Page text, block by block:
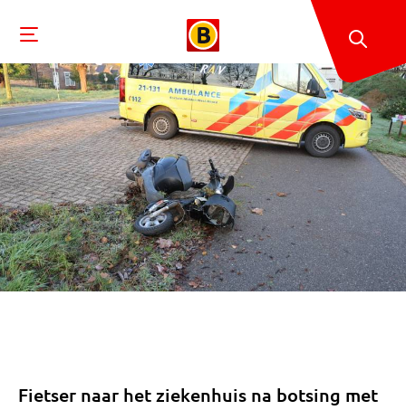
Fietser naar het ziekenhuis na botsing met